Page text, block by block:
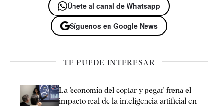
Únete al canal de Whatsapp
Síguenos en Google News
TE PUEDE INTERESAR
La 'economía del copiar y pegar' frena el
impacto real de la inteligencia artificial en